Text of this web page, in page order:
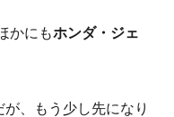
かにもホンダ・ジェ
、もう少し先になり